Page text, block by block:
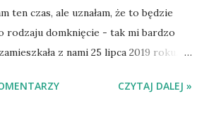
ten czas, ale uznałam, że to będzie
rodzaju domknięcie - tak mi bardzo
z nami 25 lipca 2019 roku.
na wizytę zapoznawczą, a kilka
CZYTAJ DALEJ »